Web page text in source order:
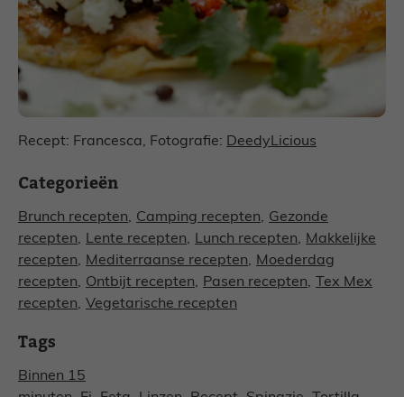
Recept: Francesca, Fotografie: DeedyLicious
Categorieën
Brunch recepten, Camping recepten, Gezonde
recepten, Lente recepten, Lunch recepten, Makkelijke
recepten, Mediterraanse recepten, Moederdag
recepten, Ontbijt recepten, Pasen recepten,
Tex Mex
recepten, Vegetarische recepten
Tags
Binnen 15